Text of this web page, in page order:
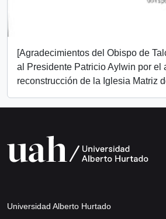
[Agradecimientos del Obispo de
al Presidente Patricio Aylwin por el
reconstrucción de la Iglesia Matriz
Universidad Alberto Hurtado